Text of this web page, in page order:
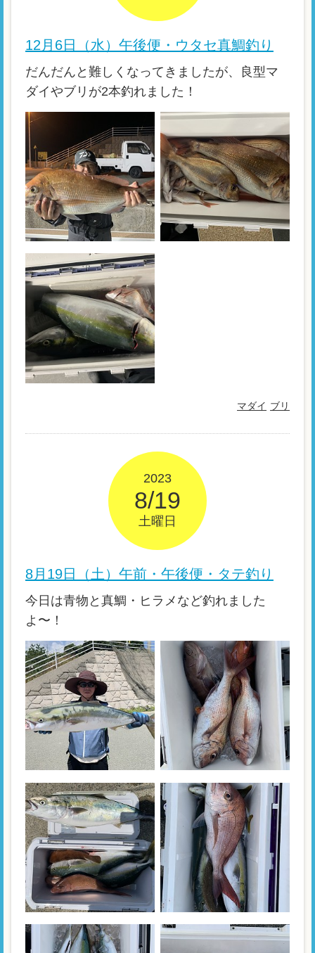
12月6日（水）午後便・ウタセ真鯛釣り
だんだんと難しくなってきましたが、良型マ
ダイやブリが2本釣れました！
マダイ ブリ
2023
8/19
土曜日
8月19日（土）午前・午後便・タテ釣り
今日は青物と真鯛・ヒラメなど釣れました
よ〜！